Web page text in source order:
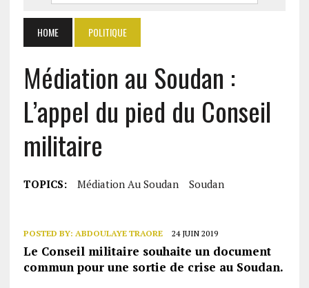
HOME POLITIQUE
Médiation au Soudan :
L’appel du pied du Conseil
militaire
TOPICS: Médiation Au Soudan Soudan
POSTED BY: ABDOULAYE TRAORE 24 JUIN 2019
Le Conseil militaire souhaite un document
commun pour une sortie de crise au Soudan.